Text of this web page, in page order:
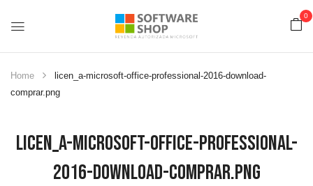
0
Home
licen_a-microsoft-office-professional-2016-download-
comprar.png
Licen_a-Microsoft-Office-Professional-
2016-Download-Comprar.png